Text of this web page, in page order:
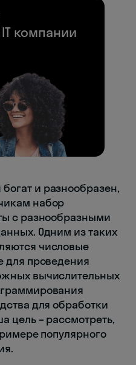
компании
и разнообразен,
набор
с разнообразными
Одним из таких
числовые
для проведения
вычислительных
для обработки
цель – рассмотреть,
популярного